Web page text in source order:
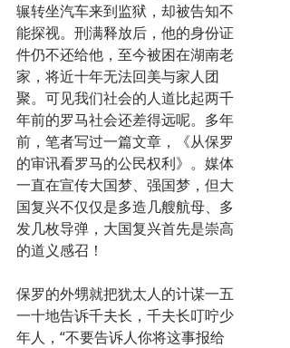
辗转坐汽车来到监狱，却被告知不
能探视。刑满释放后，他的身份证
件仍不还给他，至今被困在湖南老
家，将近十年无法回美与家人团
聚。可见我们社会的人道比起两千
年前的罗马社会还差得远呢。多年
前，笔者写过一篇文章，《从保罗
的审讯看罗马的公民权利》。媒体
一直在宣传大国梦、强国梦，但大
国复兴不仅仅是多造几艘航母、多
发几枚导弹，大国复兴首先是崇高
的道义感召！
保罗的外甥就把犹太人的计谋一五
一十地告诉千夫长，千夫长叮咛少
年人，“不要告诉人你将这事报给